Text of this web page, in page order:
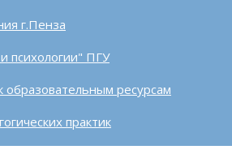
г.Пенза
психологии" ПГУ
образовательным ресурсам
практик